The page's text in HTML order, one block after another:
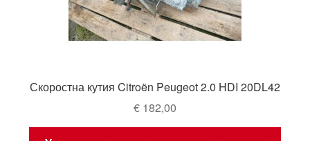
Скоростна кутия Citroën Peugeot 2.0 HDI 20DL42
€ 182,00